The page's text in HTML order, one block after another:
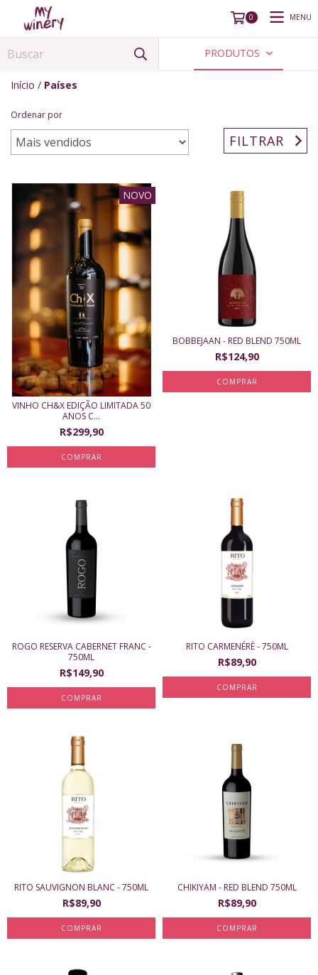
0 MENU
PRODUTOS
Início / Países
Ordenar por
FILTRAR
NOVO
VINHO CH&X EDIÇÃO LIMITADA 50
ANOS C...
R$299,90
BOBBEJAAN - RED BLEND 750ML
R$124,90
ROGO RESERVA CABERNET FRANC -
750ML
R$149,90
RITO CARMENÉRÈ - 750ML
R$89,90
RITO SAUVIGNON BLANC - 750ML
R$89,90
CHIKIYAM - RED BLEND 750ML
R$89,90